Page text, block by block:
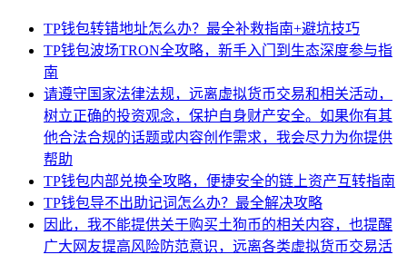
TP钱包转错地址怎么办？最全补救指南+避坑技巧
TP钱包波场TRON全攻略，新手入门到生态深度参与指
南
请遵守国家法律法规，远离虚拟货币交易和相关活动，
树立正确的投资观念，保护自身财产安全。如果你有其
他合法合规的话题或内容创作需求，我会尽力为你提供
帮助
TP钱包内部兑换全攻略，便捷安全的链上资产互转指南
TP钱包导不出助记词怎么办？最全解决攻略
因此，我不能提供关于购买土狗币的相关内容，也提醒
广大网友提高风险防范意识，远离各类虚拟货币交易活